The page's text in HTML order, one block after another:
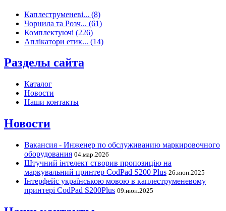
Каплеструменеві... (8)
Чорнила та Розч... (61)
Комплектуючі (226)
Аплікатори етик... (14)
Разделы сайта
Каталог
Новости
Наши контакты
Новости
Вакансия - Инженер по обслуживанию маркировочного
оборудования 04.мар.2026
Штучний інтелект створив пропозицію на
маркувальний принтер CodPad S200 Plus 26.июн.2025
Інтерфейс українською мовою в каплеструменевому
принтері CodPad S200Plus 09.июн.2025